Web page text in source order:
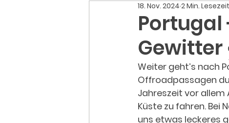
Portugal
18. Nov. 2024 2 Min. Lesezeit
Weiter geht’s nach
Offroadpassagen
Jahreszeit vor allem
Küste zu fahren. Bei
uns etwas leckeres